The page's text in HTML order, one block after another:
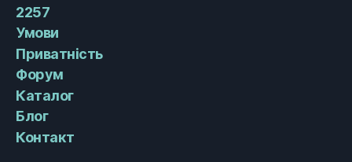
2257
Умови
Приватність
Форум
Каталог
Блог
Контакт